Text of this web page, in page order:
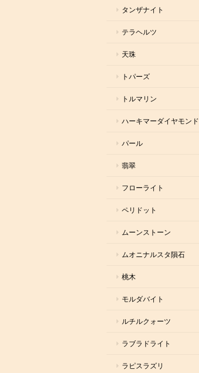
タンザナイト
テラヘルツ
天珠
トパーズ
トルマリン
ハーキマーダイヤモンド
パール
翡翠
フローライト
ペリドット
ムーンストーン
ムオニナルスタ隕石
桃木
モルダバイト
ルチルクォーツ
ラブラドライト
ラピスラズリ